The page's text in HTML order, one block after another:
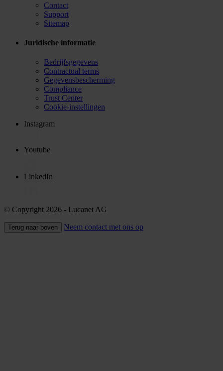
Contact
Support
Sitemap
Juridische informatie
Bedrijfsgegevens
Contractual terms
Gegevensbescherming
Compliance
Trust Center
Cookie-instellingen
Instagram
Youtube
LinkedIn
© Copyright 2026 - Lucanet AG
Terug naar boven Neem contact met ons op